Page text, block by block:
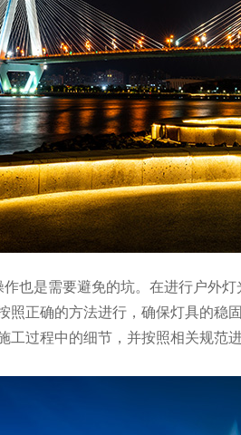
也是需要避免的坑。在进行户外
照正确的方法进行，确保灯具的
过程中的细节，并按照相关规范